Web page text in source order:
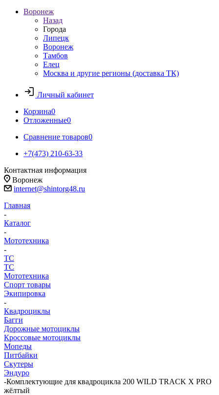
Воронеж
Назад
Города
Липецк
Воронеж
Тамбов
Елец
Москва и другие регионы (доставка ТК)
Личный кабинет
Корзина0
Отложенные0
Сравнение товаров0
+7(473) 210-63-33
Контактная информация
Воронеж
internet@shintorg48.ru
Главная
-
Каталог
-
Мототехника
-
ТС
ТС
Мототехника
Спорт товары
Экипировка
-
Квадроциклы
Багги
Дорожные мотоциклы
Кроссовые мотоциклы
Мопеды
Питбайки
Скутеры
Эндуро
-Комплектующие для квадроцикла 200 WILD TRACK X PRO
жёлтый